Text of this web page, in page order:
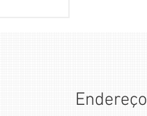
Endereço